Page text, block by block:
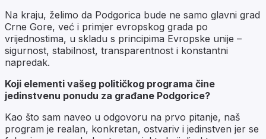
Na kraju, želimo da Podgorica bude ne samo glavni grad
Crne Gore, već i primjer evropskog grada po
vrijednostima, u skladu s principima Evropske unije –
sigurnost, stabilnost, transparentnost i konstantni
napredak.
Koji elementi vašeg političkog programa čine
jedinstvenu ponudu za građane Podgorice?
Kao što sam naveo u odgovoru na prvo pitanje, naš
program je realan, konkretan, ostvariv i jedinstven jer se